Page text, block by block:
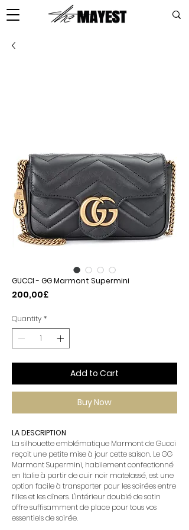
GUCCI - GG Marmont Supermini
200,00£Price
Quantity *
Add to Cart
Buy Now
LA DESCRIPTION
La silhouette emblématique Marmont de Gucci
reçoit une petite mise à jour cette saison. Le GG
Marmont Supermini, habilement confectionné
en Italie à partir de cuir noir matelassé, est une
option facile à transporter pour les soirées entre
filles et les dîners. L'intérieur doublé de satin
offre suffisamment de place pour tous vos
essentiels de soirée.